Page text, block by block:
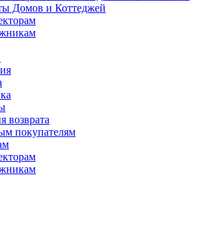
Домов и Коттеджей
возврата
покупателям